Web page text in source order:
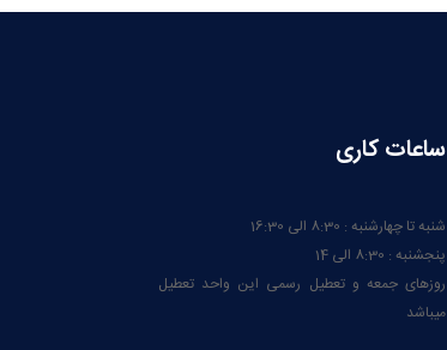
ساعات کاری
شنبه تا چهارشنبه : 8:30 الی 16:30
پنجشنبه : 8:30 الی 14
روزهای جمعه و تعطیل رسمی این واحد تعطیل
میباشد